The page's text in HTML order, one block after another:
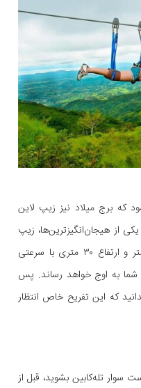
که برج میلاد نیز زیپ لاین
از هیجان‌انگیزترین‌ها، زیپ
لاین برج میلاد است که با طول ۱۵۰ متر و ارتفاع ۳۰ متری با سرعتی
در بدن شما به اوج خواهد رساند. پس
که این تفریح خاص انتظار
سوار تله‌کابین بشوید، قبل از